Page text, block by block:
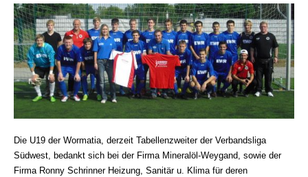
Die U19 der Wormatia, derzeit Tabellenzweiter der Verbandsliga
Südwest, bedankt sich bei der Firma Mineralöl-Weygand, sowie der
Firma Ronny Schrinner Heizung, Sanitär u. Klima für deren